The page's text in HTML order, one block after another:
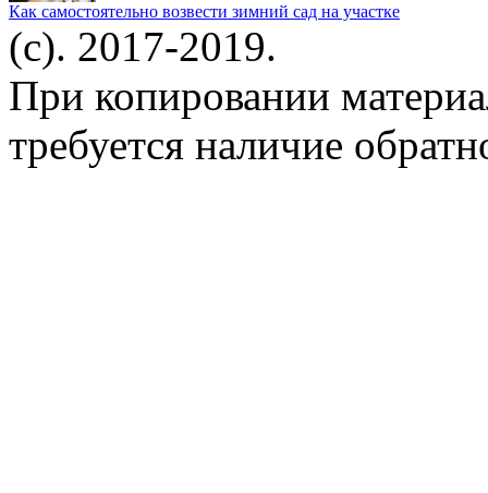
Как самостоятельно возвести зимний сад на участке
(c). 2017-2019.
При копировании
требуется наличие